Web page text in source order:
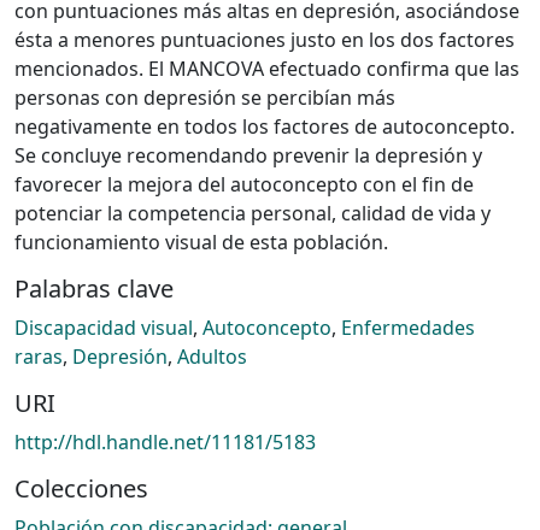
con puntuaciones más altas en depresión, asociándose
ésta a menores puntuaciones justo en los dos factores
mencionados. El MANCOVA efectuado confirma que las
personas con depresión se percibían más
negativamente en todos los factores de autoconcepto.
Se concluye recomendando prevenir la depresión y
favorecer la mejora del autoconcepto con el fin de
potenciar la competencia personal, calidad de vida y
funcionamiento visual de esta población.
Palabras clave
Discapacidad visual, Autoconcepto, Enfermedades
raras, Depresión, Adultos
URI
http://hdl.handle.net/11181/5183
Colecciones